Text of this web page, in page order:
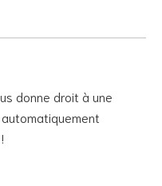
donne droit à une